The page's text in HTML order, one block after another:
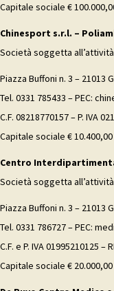
Capitale sociale €
Chinesport s.r.l. –
Società soggetta
Piazza Buffoni n. 3 – 21013
Tel. 0331 785433 – PEC:
C.F. 08218770157 – P. IVA
Capitale sociale € 10.400,00
Centro
Società soggetta
Piazza Buffoni n. 3 – 21013
Tel. 0331 786727 – PEC:
C.F. e P. IVA 01995210125 –
Capitale sociale € 20.000,00